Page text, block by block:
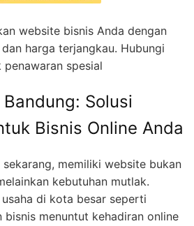
website bisnis Anda dengan
harga terjangkau. Hubungi
spesial
Solusi
Bisnis Online Anda
memiliki website bukan
kebutuhan mutlak.
di kota besar seperti
bisnis menuntut kehadiran online